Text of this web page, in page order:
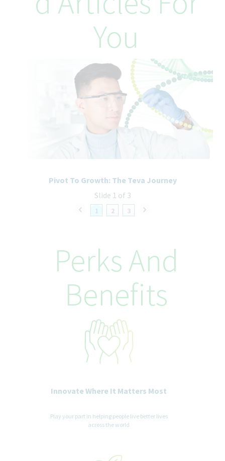
You
1 2 3
Pivot To Growth: The Teva Journey
Slide 1 of 3
Perks And
Benefits
Innovate Where It Matters Most
Play your part in helping people live better lives
across the world